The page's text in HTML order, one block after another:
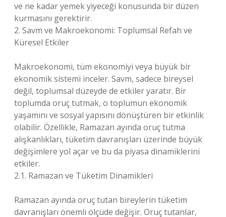
ve ne kadar yemek yiyeceği konusunda bir düzen
kurmasını gerektirir.
2. Savm ve Makroekonomi: Toplumsal Refah ve
Küresel Etkiler
Makroekonomi, tüm ekonomiyi veya büyük bir
ekonomik sistemi inceler. Savm, sadece bireysel
değil, toplumsal düzeyde de etkiler yaratır. Bir
toplumda oruç tutmak, o toplumun ekonomik
yaşamını ve sosyal yapısını dönüştüren bir etkinlik
olabilir. Özellikle, Ramazan ayında oruç tutma
alışkanlıkları, tüketim davranışları üzerinde büyük
değişimlere yol açar ve bu da piyasa dinamiklerini
etkiler.
2.1. Ramazan ve Tüketim Dinamikleri
Ramazan ayında oruç tutan bireylerin tüketim
davranışları önemli ölçüde değişir. Oruç tutanlar,